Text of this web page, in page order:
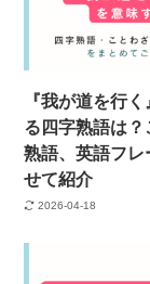
『我が道を行
る四字熟語は
熟語、英語フレ
せて紹介
2026-04-18